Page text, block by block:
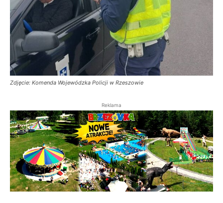
Zdjęcie: Komenda Wojewódzka Policji w Rzeszowie
Reklama